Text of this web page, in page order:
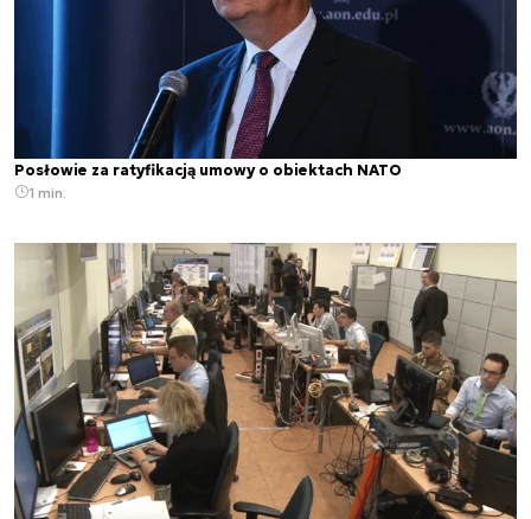
Posłowie za ratyfikacją umowy o obiektach NATO
1 min.